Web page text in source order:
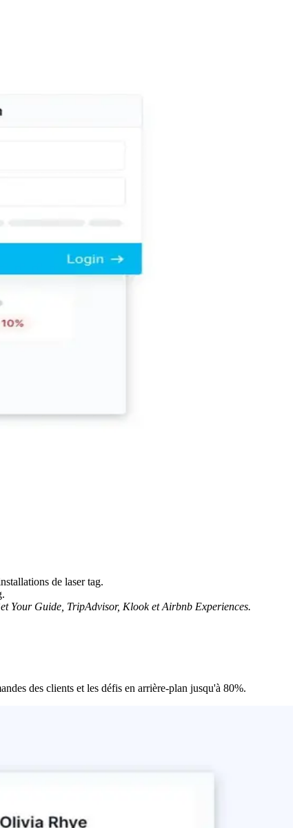
de laser tag.
Your Guide, TripAdvisor, Klook et Airbnb Experiences.
des clients et les défis en arrière-plan jusqu'à 80%.